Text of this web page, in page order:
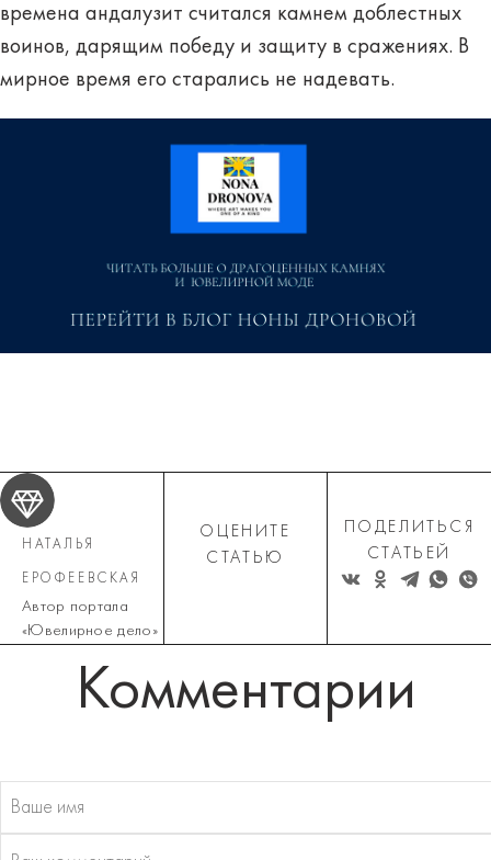
времена андалузит считался камнем доблестных
воинов, дарящим победу и защиту в сражениях. В
мирное время его старались не надевать.
НАТАЛЬЯ
ЕРОФЕЕВСКАЯ
Автор портала
«Ювелирное дело»
ОЦЕНИТЕ
СТАТЬЮ
ПОДЕЛИТЬСЯ
СТАТЬЕЙ
Комментарии